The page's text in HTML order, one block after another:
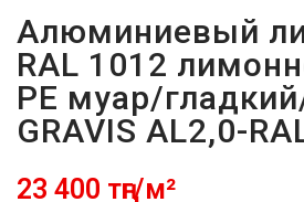
Алюминиевый
RAL 1012
PE муар/
GRAVIS AL2,0-
23 400 тңг/м²